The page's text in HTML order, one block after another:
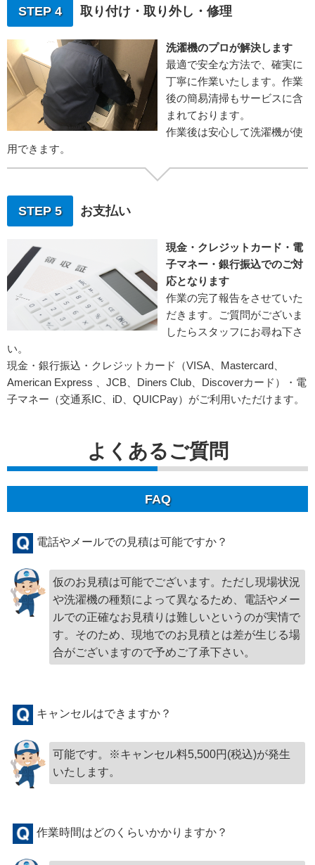
STEP 4 取り付け・取り外し・修理
洗濯機のプロが解決します
最適で安全な方法で、確実に
丁寧に作業いたします。作業
後の簡易清掃もサービスに含
まれております。
作業後は安心して洗濯機が使
用できます。
STEP 5 お支払い
現金・クレジットカード・電
子マネー・銀行振込でのご対
応となります
作業の完了報告をさせていた
だきます。ご質問がございま
したらスタッフにお尋ね下さ
い。
現金・銀行振込・クレジットカード（VISA、Mastercard、
American Express 、JCB、Diners Club、Discoverカード）・電
子マネー（交通系IC、iD、QUICPay）がご利用いただけます。
よくあるご質問
FAQ
電話やメールでの見積は可能ですか？
仮のお見積は可能でございます。ただし現場状況
や洗濯機の種類によって異なるため、電話やメー
ルでの正確なお見積りは難しいというのが実情で
す。そのため、現地でのお見積とは差が生じる場
合がございますので予めご了承下さい。
キャンセルはできますか？
可能です。※キャンセル料5,500円(税込)が発生
いたします。
作業時間はどのくらいかかりますか？